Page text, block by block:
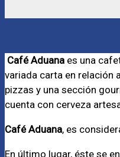
Café Aduana es una
variada carta en relación
pizzas y una sección
cuenta con cerveza
Café Aduana, es
En último lugar, éste se